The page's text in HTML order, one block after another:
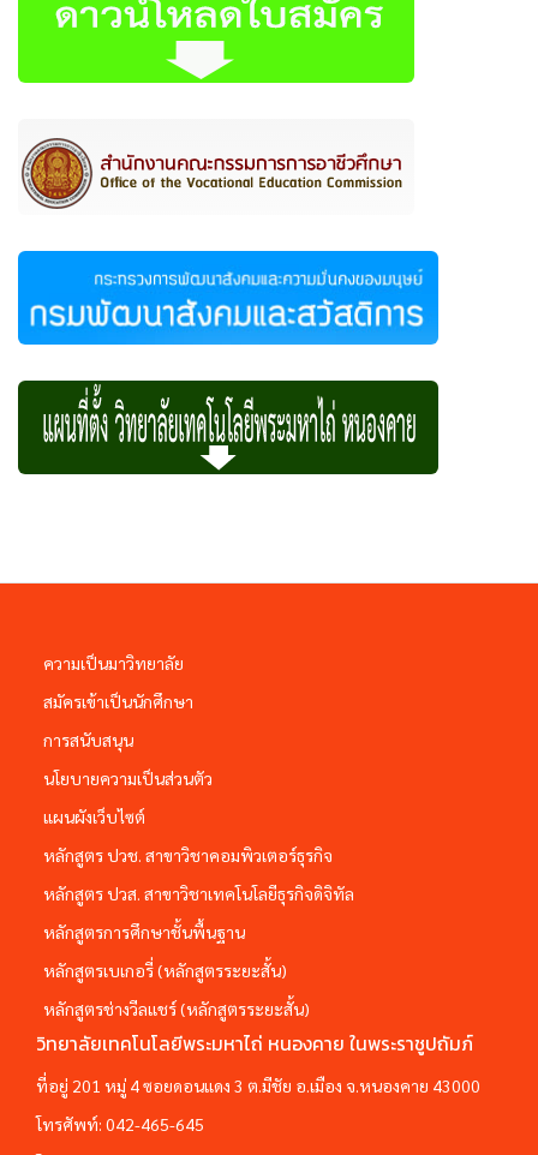
ความเป็นมาวิทยาลัย
สมัครเข้าเป็นนักศึกษา
การสนับสนุน
นโยบายความเป็นส่วนตัว
แผนผังเว็บไซต์
หลักสูตร ปวช. สาขาวิชาคอมพิวเตอร์ธุรกิจ
หลักสูตร ปวส. สาขาวิชาเทคโนโลยีธุรกิจดิจิทัล
หลักสูตรการศึกษาชั้นพื้นฐาน
หลักสูตรเบเกอรี่ (หลักสูตรระยะสั้น)
หลักสูตรช่างวีลแชร์ (หลักสูตรระยะสั้น)
วิทยาลัยเทคโนโลยีพระมหาไถ่ หนองคาย ในพระราชูปถัมภ์
ที่อยู่ 201 หมู่ 4 ซอยดอนแดง 3 ต.มีชัย อ.เมือง จ.หนองคาย 43000
โทรศัพท์: 042-465-645